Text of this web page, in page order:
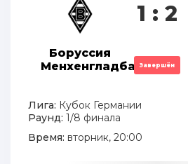
Боруссия
Менхенгладбах
1 : 2
Завершён
Лига: Кубок Германии
Раунд: 1/8 финала
Время: вторник, 20:00